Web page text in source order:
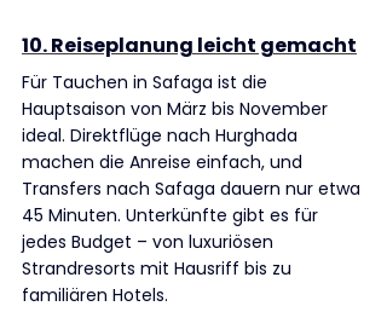
10. Reiseplanung leicht gemacht
Für Tauchen in Safaga ist die
Hauptsaison von März bis November
ideal. Direktflüge nach Hurghada
machen die Anreise einfach, und
Transfers nach Safaga dauern nur etwa
45 Minuten. Unterkünfte gibt es für
jedes Budget – von luxuriösen
Strandresorts mit Hausriff bis zu
familiären Hotels.